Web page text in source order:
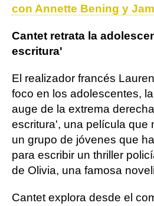
con Annette Bening y
Cantet retrata la
escritura'
El realizador francés
foco en los adolescentes,
auge de la extrema
escritura', una película que
un grupo de jóvenes que
para escribir un thriller
de Olivia, una famosa
Cantet explora desde el